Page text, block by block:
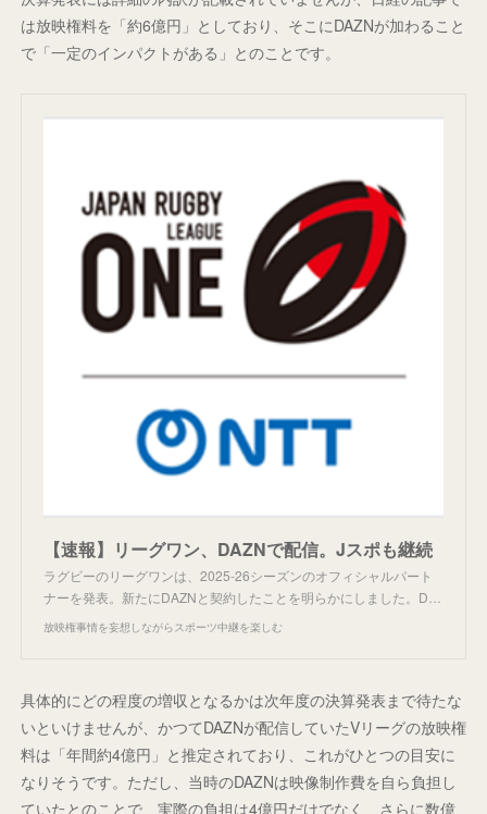
は放映権料を「約6億円」としており、そこにDAZNが加わること
で「一定のインパクトがある」とのことです。
【速報】リーグワン、DAZNで配信。Jスポも継続
ラグビーのリーグワンは、2025-26シーズンのオフィシャルパート
ナーを発表。新たにDAZNと契約したことを明らかにしました。D…
放映権事情を妄想しながらスポーツ中継を楽しむ
具体的にどの程度の増収となるかは次年度の決算発表まで待たな
いといけませんが、かつてDAZNが配信していたVリーグの放映権
料は「年間約4億円」と推定されており、これがひとつの目安に
なりそうです。ただし、当時のDAZNは映像制作費を自ら負担し
ていたとのことで、実際の負担は4億円だけでなく、さらに数億